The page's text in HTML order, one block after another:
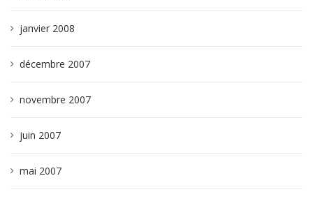
janvier 2008
décembre 2007
novembre 2007
juin 2007
mai 2007